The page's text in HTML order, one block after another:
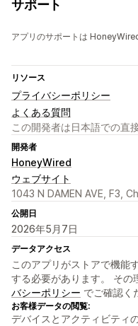
サポート
アプリのサポートは
リソース
プライバシーポリシー
よくある質問
この開発者は日本語での直
開発者
HoneyWired
ウェブサイト
1043 N DAMEN AVE, F3,
公開日
2026年5月7日
データアクセス
このアプリがストアで機能
する必要があります。 その
バシーポリシー でご確認く
お客様データの閲覧:
デバイスとアクティビティ